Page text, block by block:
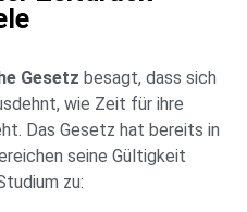
Gesetz besagt, dass sich
wie Zeit für ihre
Das Gesetz hat bereits in
seine Gültigkeit
zu: